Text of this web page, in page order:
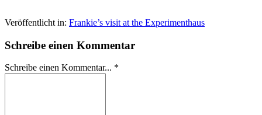
Veröffentlicht in: Frankie’s visit at the Experimenthaus
Schreibe einen Kommentar
Schreibe einen Kommentar... *